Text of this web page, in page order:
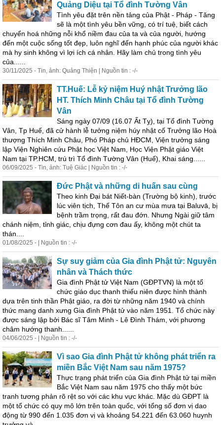
Quảng Diệu tại Tổ đình Tường Vân
Tình yêu đặt trên nền tảng của Phật - Pháp - Tăng
sẽ là một tình yêu bền vững, có trí tuệ, biết cách
chuyển hoá những nỗi khổ niềm đau của ta và của người, hướng
đến một cuộc sống tốt đẹp, luôn nghĩ đến hạnh phúc của người khác
mà hy sinh không vì lợi ích cá nhân. Hãy làm chủ trong tình yêu
của......
30/11/2025 - Tin, ảnh: Quảng Thiện | Nguồn tin : -/-
TT.Huế: Lễ kỷ niệm Huý nhật Trưởng lão
HT. Thích Minh Châu tại Tổ đình Tường
Vân
Sáng ngày 07/09 (16.07 Ất Tỵ), tại Tổ đình Tường
Vân, Tp Huế, đã cử hành lễ tưởng niệm húy nhật cố Trưởng lão Hoà
thượng Thích Minh Châu, Phó Pháp chủ HĐCM, Viện trưởng sáng
lập Viện Nghiên cứu Phật học Việt Nam, Học Viện Phật giáo Việt
Nam tại TP.HCM, trú trì Tổ đình Tường Vân (Huế), Khai sáng......
06/09/2025 - Tin, ảnh: Tuệ Giác | Nguồn tin : -/-
Đức Phật và những di huấn sau cùng
Theo kinh Đại bát Niết-bàn (Trường bộ kinh), trước
lúc viên tịch, Thế Tôn an cư mùa mưa tại Baluvā, bị
bệnh trầm trọng, rất đau đớn. Nhưng Ngài giữ tâm
chánh niệm, tỉnh giác, chịu đựng cơn đau ấy, không một chút ta
thán....
01/08/2025 - | Nguồn tin : -/-
Sự suy giảm của Gia đình Phật tử: Nguyên
nhân và Thách thức
Gia đình Phật tử Việt Nam (GĐPTVN) là một tổ
chức giáo dục thanh thiếu niên được hình thành
dựa trên tinh thần Phật giáo, ra đời từ những năm 1940 và chính
thức mang danh xưng Gia đình Phật tử vào năm 1951. Tổ chức này
được sáng lập bởi Bác sĩ Tâm Minh - Lê Đình Thám, với phương
châm hướng thanh......
04/06/2025 - | Nguồn tin : -/-
Vì sao Gia đình Phật tử không phát triển ra
miền Bắc Việt Nam sau năm 1975?
Thực trạng phát triển của Gia đình Phật tử tại miền
Bắc Việt Nam sau năm 1975 cho thấy một bức
tranh tương phản rõ rệt so với các khu vực khác. Mặc dù GĐPT là
một tổ chức có quy mô lớn trên toàn quốc, với tổng số đơn vị dao
động từ 990 đến 1.035 đơn vị và khoảng 54.221 đến 63.060 huynh